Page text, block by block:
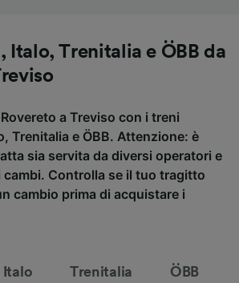
Italo, Trenitalia e ÖBB da
a Treviso con i treni
Trenitalia e ÖBB. Attenzione: è
sia servita da diversi operatori e
Controlla se il tuo tragitto
cambio prima di acquistare i
Italo Trenitalia ÖBB